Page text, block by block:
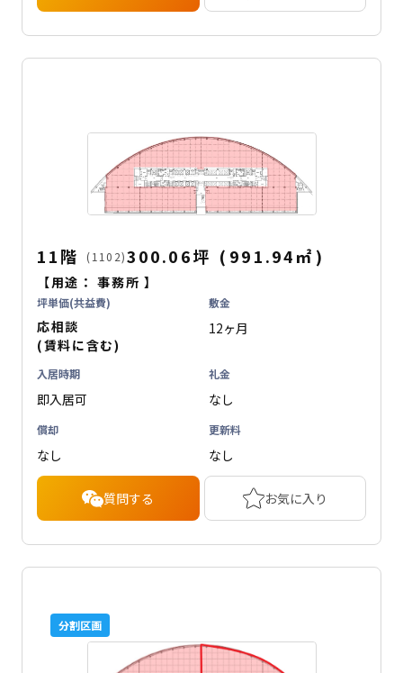
11階 (1102)300.06坪 ( 991.94㎡ )
【用途：事務所 】
坪単価(共益費)
応相談
(賃料に含む)
敷金
12ヶ月
入居時期
即入居可
礼金
なし
償却
なし
更新料
なし
質問する お気に入り
分割区画